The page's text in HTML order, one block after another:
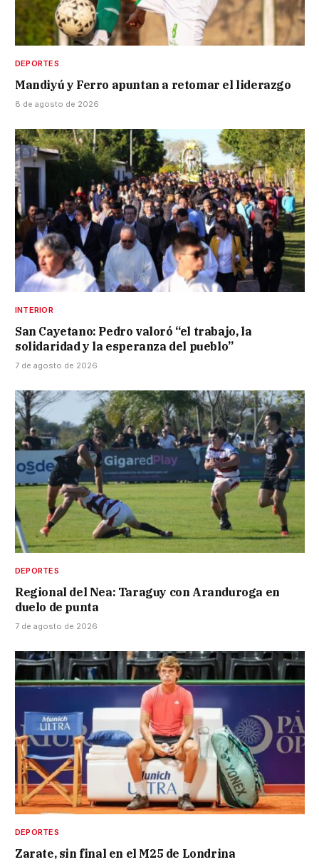
DEPORTES
Mandiyú y Ferro apuntan a retomar el liderazgo
8 de agosto de 2026
INTERIOR
San Cayetano: Pedro valoró “el trabajo, la
solidaridad y la esperanza del pueblo”
7 de agosto de 2026
DEPORTES
Regional del Nea: Taraguy con Aranduroga en
duelo de punta
7 de agosto de 2026
DEPORTES
Zarate, sin final en el M25 de Londrina